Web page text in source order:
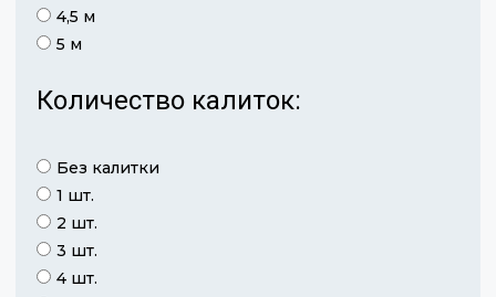
4,5 м
5 м
Количество калиток:
Без калитки
1 шт.
2 шт.
3 шт.
4 шт.